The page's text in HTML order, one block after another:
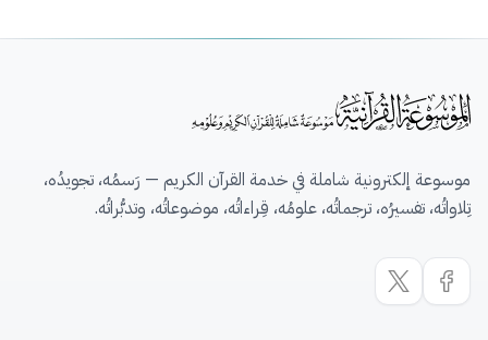
موسوعة إلكترونية شاملة في خدمة القرآن الكريم — رَسمُه، تجويدُه،
تِلاواتُه، تفسيرُه، ترجماتُه، علومُه، قِراءاتُه، موضوعاتُه، وتدبُّراتُه.